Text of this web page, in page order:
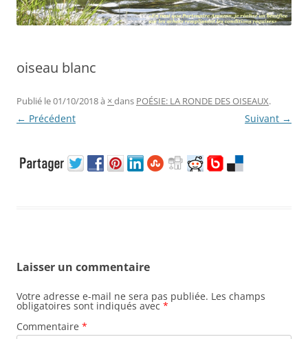
oiseau blanc
Publié le01/10/2018à ×dans POÉSIE: LA RONDE DES OISEAUX.
← Précédent Suivant →
Laisser un commentaire
Votre adresse e-mail ne sera pas publiée. Les champs
obligatoires sont indiqués avec *
Commentaire *